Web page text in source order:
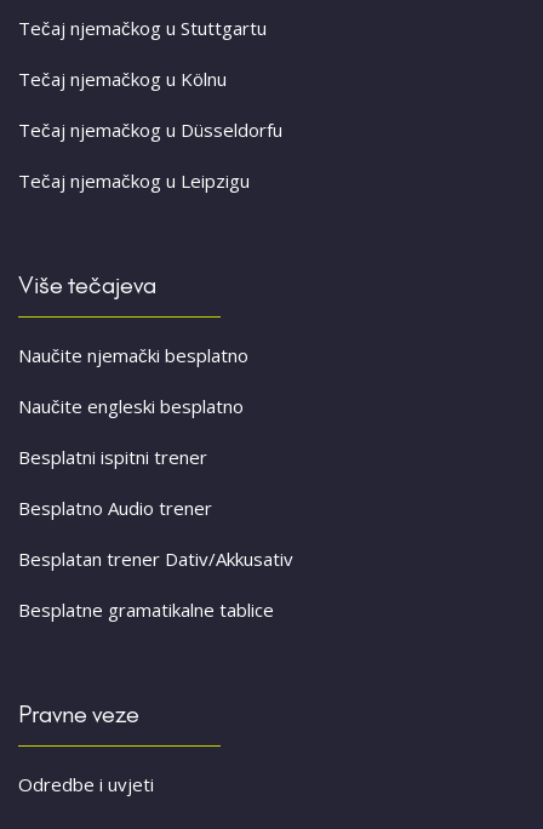
Tečaj njemačkog u Stuttgartu
Tečaj njemačkog u Kölnu
Tečaj njemačkog u Düsseldorfu
Tečaj njemačkog u Leipzigu
Više tečajeva
Naučite njemački besplatno
Naučite engleski besplatno
Besplatni ispitni trener
Besplatno Audio trener
Besplatan trener Dativ/Akkusativ
Besplatne gramatikalne tablice
Pravne veze
Odredbe i uvjeti